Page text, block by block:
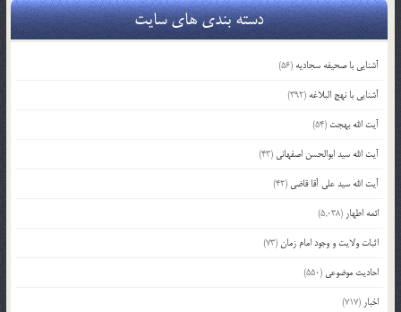
دسته بندی های سایت
آشنایی با صحیفه سجادیه (56)
آشنایی با نهج البلاغه (392)
آیت الله بهجت (54)
آیت الله سید ابوالحسن اصفهانی (43)
آیت الله سید علی آقا قاضی (42)
ائمه اطهار (5,038)
اثبات ولایت و وجود امام زمان(73)
احادیث موضوعی (550)
اخبار (717)